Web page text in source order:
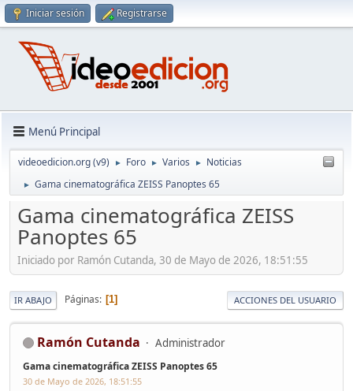
Iniciar sesión Registrarse
Menú Principal
videoedicion.org (v9) ► Foro ► Varios ► Noticias
► Gama cinematográfica ZEISS Panoptes 65
Gama cinematográfica ZEISS
Panoptes 65
Iniciado por Ramón Cutanda, 30 de Mayo de 2026, 18:51:55
IR ABAJO Páginas 1 ACCIONES DEL USUARIO
Ramón Cutanda Administrador
Gama cinematográfica ZEISS Panoptes 65
30 de Mayo de 2026, 18:51:55